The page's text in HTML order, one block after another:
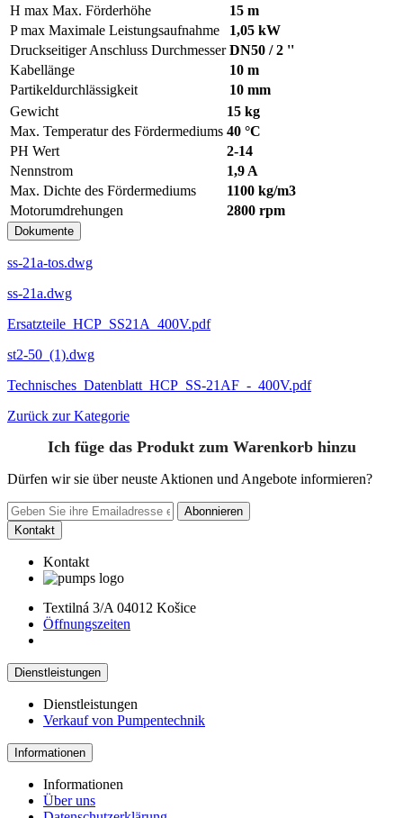
H max Max. Förderhöhe
15 m
P max Maximale Leistungsaufnahme
1,05 kW
Druckseitiger Anschluss Durchmesser DN50 / 2 ''
Kabellänge
10 m
Partikeldurchlässigkeit
10 mm
Gewicht
15 kg
Max. Temperatur des Fördermediums 40 °C
PH Wert
2-14
Nennstrom
1,9 A
Max. Dichte des Fördermediums
1100 kg/m3
Motorumdrehungen
2800 rpm
Dokumente
ss-21a-tos.dwg
ss-21a.dwg
Ersatzteile_HCP_SS21A_400V.pdf
st2-50_(1).dwg
Technisches_Datenblatt_HCP_SS-21AF_-_400V.pdf
Zurück zur Kategorie
Ich füge das Produkt zum Warenkorb hinzu
Dürfen wir sie über neuste Aktionen und Angebote informieren?
Abonnieren
Kontakt
Kontakt
Textilná 3/A 04012 Košice
Öffnungszeiten
Dienstleistungen
Dienstleistungen
Verkauf von Pumpentechnik
Informationen
Informationen
Über uns